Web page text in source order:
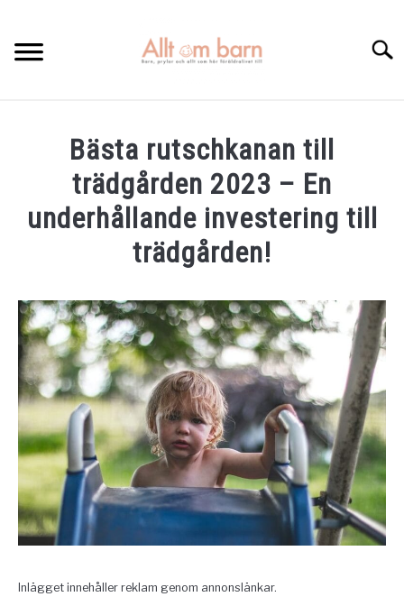
content
BÄST I TEST
GRAVIDITETSKALENDER
Bästa rutschkanan till
trädgården 2023 – En
underhållande investering till
trädgården!
by
Elin
in
Bäst
test,Utelek
Inlägget innehåller reklam genom annonslänkar.